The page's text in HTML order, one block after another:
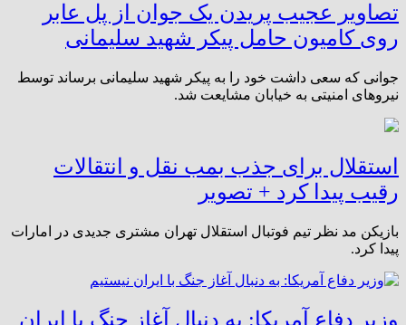
تصاویر عجیب پریدن یک جوان از پل عابر
روی کامیون حامل پیکر شهید سلیمانی
جوانی که سعی داشت خود را به پیکر شهید سلیمانی برساند توسط
نیروهای امنیتی به خیابان مشایعت شد.
استقلال برای جذب بمب نقل و انتقالات
رقیب پیدا کرد + تصویر
بازیکن مد نظر تیم فوتبال استقلال تهران مشتری جدیدی در امارات
پیدا کرد.
وزیر دفاع آمریکا: به دنبال آغاز جنگ با ایران